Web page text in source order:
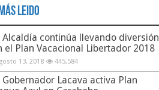
Leido
Alcaldía continúa llevando diversión
el Plan Vacacional Libertador 2018
13, 2018 445,584
Gobernador Lacava activa Plan